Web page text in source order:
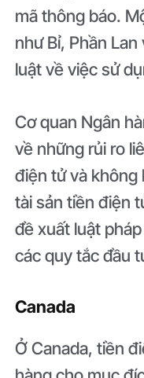
mã thông báo.
như Bỉ, Phần
luật về việc sử
Cơ quan Ngân
về những rủi ro
điện tử và không
tài sản tiền điện
đề xuất luật
các quy tắc đầu
Canada
Ở Canada, tiền